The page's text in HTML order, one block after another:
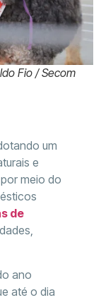
Fio / Secom
um
e
meio do
de
ano
até o dia